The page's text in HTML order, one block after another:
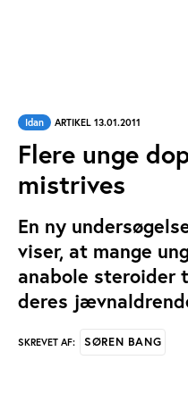
Idan ARTIKEL 13.01.2011
Flere unge
mistrives
En ny
viser, at mange
anabole steroider
deres
SKREVET AF: SØREN BANG